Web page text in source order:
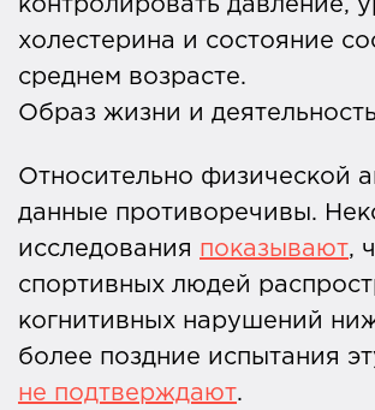
контролировать давление,
холестерина и состояние
среднем возрасте.
Образ жизни и деятельность
Относительно физической
данные противоречивы.
исследования показывают,
спортивных людей
когнитивных нарушений
более поздние испытания
не подтверждают.